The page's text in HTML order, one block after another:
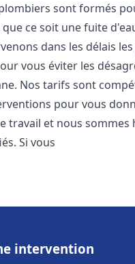
sont formés
ce soit une fuite
dans les délais
vous éviter les
Nos tarifs sont
pour vous
travail et nous
Si vous
intervention